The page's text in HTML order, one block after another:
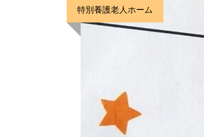
特別養護老人ホーム